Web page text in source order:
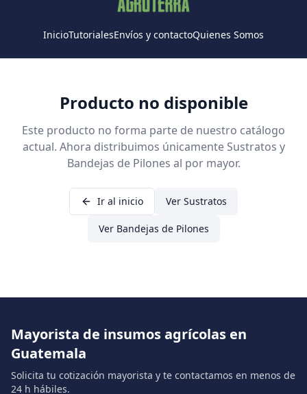
InicioTutorialesEnvíos y contactoQuienes Somos
Producto no disponible
Este producto no forma parte de nuestro catálogo
actual. Ahora distribuimos únicamente Sustratos y
Bandejas de Pilones al por mayor.
Ir al inicio Ver Sustratos
Ver Bandejas de Pilones
Mayorista de insumos agrícolas en
Guatemala
Solicita tu cotización mayorista y te contactamos en menos de
24 h hábiles.